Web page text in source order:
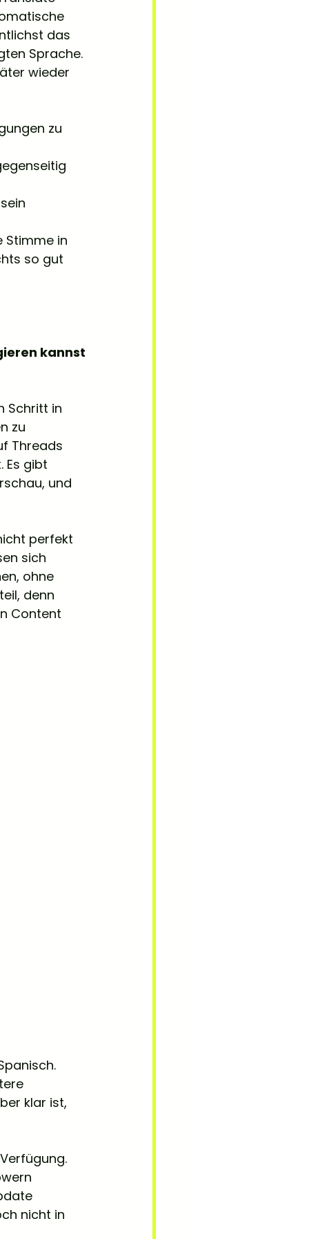
das
Sprache.
wieder
zu
Stimme in
so gut
kannst
Schritt in
zu
Threads
Es gibt
und
perfekt
sich
ohne
denn
Content
klar ist,
nicht in